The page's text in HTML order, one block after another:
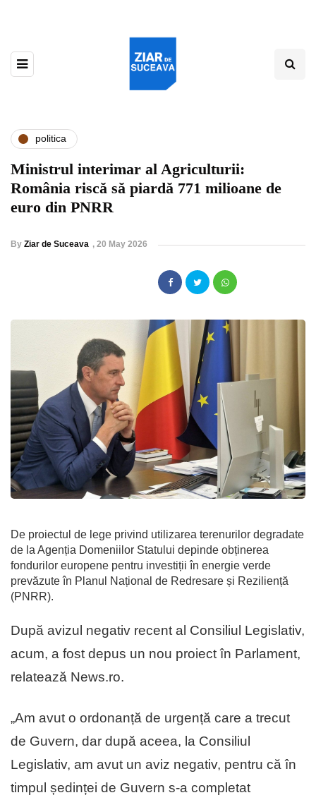
politica
Ministrul interimar al Agriculturii:
România riscă să piardă 771 milioane de
euro din PNRR
By Ziar de Suceava , 20 May 2026
De proiectul de lege privind utilizarea terenurilor degradate
de la Agenția Domeniilor Statului depinde obținerea
fondurilor europene pentru investiții în energie verde
prevăzute în Planul Național de Redresare și Reziliență
(PNRR).
După avizul negativ recent al Consiliul Legislativ,
acum, a fost depus un nou proiect în Parlament,
relatează News.ro.
„Am avut o ordonanță de urgență care a trecut
de Guvern, dar după aceea, la Consiliul
Legislativ, am avut un aviz negativ, pentru că în
timpul ședinței de Guvern s-a completat